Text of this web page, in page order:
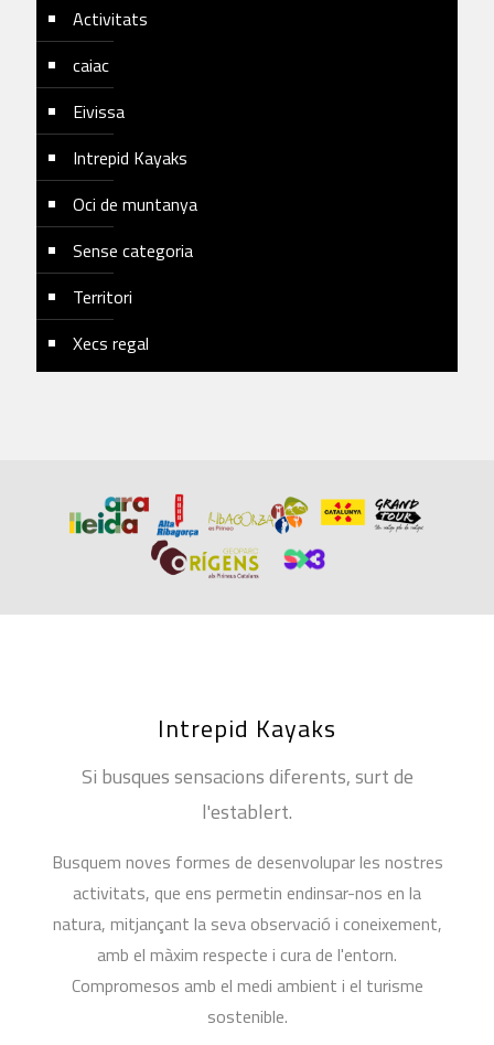
Activitats
caiac
Eivissa
Intrepid Kayaks
Oci de muntanya
Sense categoria
Territori
Xecs regal
Intrepid Kayaks
Si busques sensacions diferents, surt de
l'establert.
Busquem noves formes de desenvolupar les nostres
activitats, que ens permetin endinsar-nos en la
natura, mitjançant la seva observació i coneixement,
amb el màxim respecte i cura de l'entorn.
Compromesos amb el medi ambient i el turisme
sostenible.